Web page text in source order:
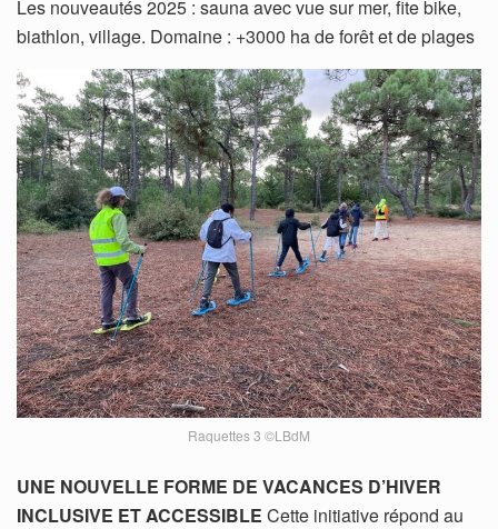
Les nouveautés 2025 : sauna avec vue sur mer, fite bike,
biathlon, village. Domaine : +3000 ha de forêt et de plages
Raquettes 3 ©LBdM
UNE NOUVELLE FORME DE VACANCES D’HIVER
INCLUSIVE ET ACCESSIBLE Cette initiative répond au